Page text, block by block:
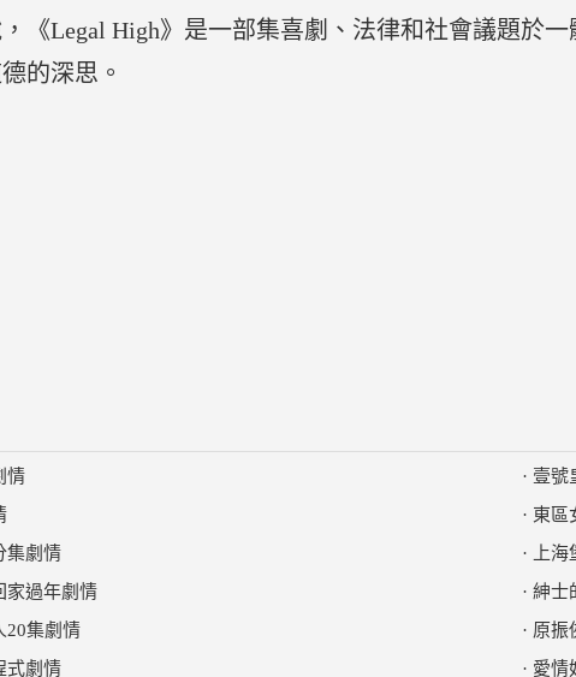
《Legal High》是一部集喜劇、法律和社會議題於
的深思。
情
集劇情
家過年劇情
20集劇情
式劇情
· 壹號
· 東區
·
上
· 紳士
· 原振
· 愛情